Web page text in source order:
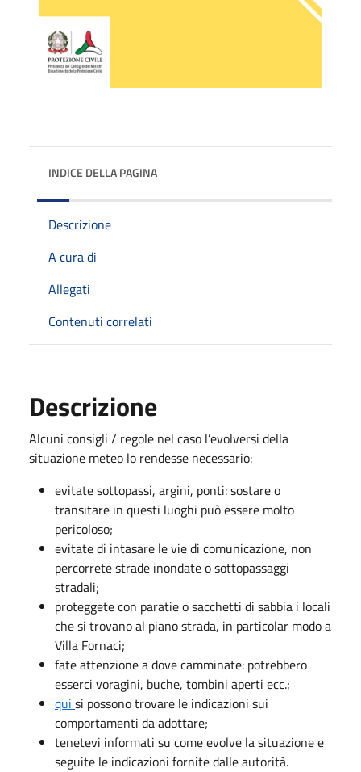
INDICE DELLA PAGINA
Descrizione
A cura di
Allegati
Contenuti correlati
Descrizione
Alcuni consigli / regole nel caso l’evolversi della
situazione meteo lo rendesse necessario:
evitate sottopassi, argini, ponti: sostare o
transitare in questi luoghi può essere molto
pericoloso;
evitate di intasare le vie di comunicazione, non
percorrete strade inondate o sottopassaggi
stradali;
proteggete con paratie o sacchetti di sabbia i locali
che si trovano al piano strada, in particolar modo a
Villa Fornaci;
fate attenzione a dove camminate: potrebbero
esserci voragini, buche, tombini aperti ecc.;
qui si possono trovare le indicazioni sui
comportamenti da adottare;
tenetevi informati su come evolve la situazione e
seguite le indicazioni fornite dalle autorità.